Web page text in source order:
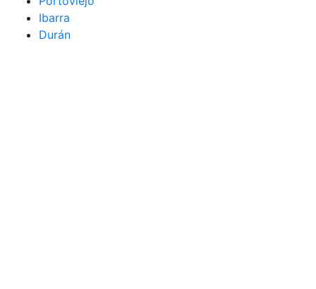
Ibarra
Durán